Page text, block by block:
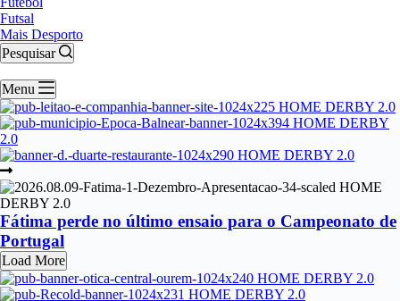
Futsal
Mais Desporto
Pesquisar
Menu
Fátima perde no último ensaio para o Campeonato de
Portugal
Load More